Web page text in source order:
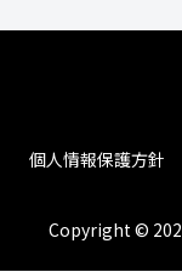
個人情報保護方針
Copyright ©